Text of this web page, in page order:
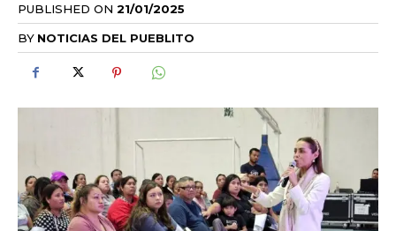
PUBLISHED ON 21/01/2025
BY NOTICIAS DEL PUEBLITO